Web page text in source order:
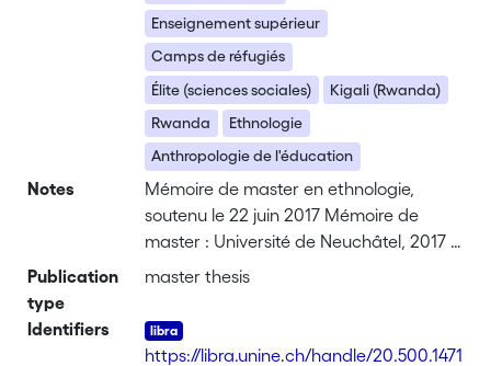
Enseignement supérieur
Camps de réfugiés
Élite (sciences sociales)
Kigali (Rwanda)
Rwanda
Ethnologie
Anthropologie de l'éducation
Notes
Mémoire de master en ethnologie,
soutenu le 22 juin 2017 Mémoire de
master : Université de Neuchâtel, 2017 ;
Publication
type
master thesis
Identifiers
https://libra.unine.ch/handle/20.500.1471